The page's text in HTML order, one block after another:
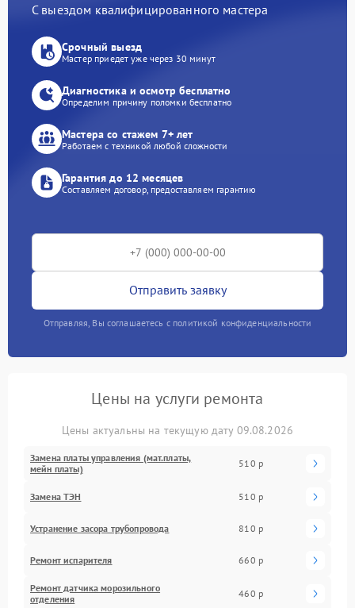
С выездом квалифицированного мастера
Срочный выезд
Мастер приедет уже через 30 минут
Диагностика и осмотр бесплатно
Определим причину поломки бесплатно
Мастера со стажем 7+ лет
Работаем с техникой любой сложности
Гарантия до 12 месяцев
Составляем договор, предоставляем гарантию
Отправить заявку
Отправляя, Вы соглашаетесь с политикой конфиденциальности
Цены на услуги ремонта
Цены актуальны на текущую дату 09.08.2026
Замена платы управления (мат.платы,
мейн платы)
510 р
Замена ТЭН 510 р
Устранение засора трубопровода 810 р
Ремонт испарителя 660 р
Ремонт датчика морозильного
отделения
460 р